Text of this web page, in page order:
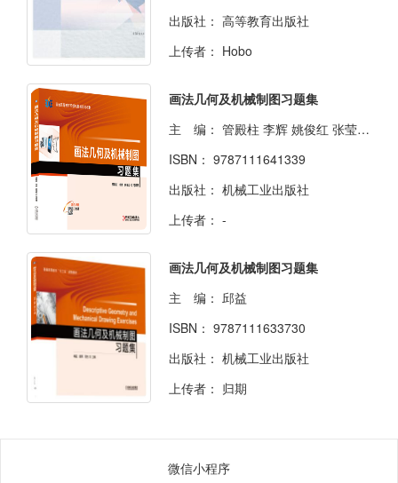
出版社： 高等教育出版社
上传者： Hobo
画法几何及机械制图习题集
主 编： 管殿柱 李辉 姚俊红 张莹 等
ISBN： 9787111641339
出版社： 机械工业出版社
上传者： -
画法几何及机械制图习题集
主 编： 邱益
ISBN： 9787111633730
出版社： 机械工业出版社
上传者： 归期
微信小程序